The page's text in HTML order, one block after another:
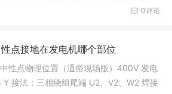
的是同步发电机，通常由柴油机（或汽
0评论
点接地在发电机哪个部位
性点物理位置（通俗现场版）400V 发电
接法：三相绕组尾端 U2、V2、W2 焊接